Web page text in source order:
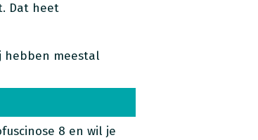
Dat heet
hebben meestal
8 en wil je